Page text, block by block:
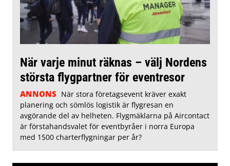
När varje minut räknas – välj Nordens
största flygpartner för eventresor
ANNONS När stora företagsevent kräver exakt
planering och sömlös logistik är flygresan en
avgörande del av helheten. Flygmäklarna på Aircontact
är förstahandsvalet för eventbyråer i norra Europa
med 1500 charterflygningar per år?